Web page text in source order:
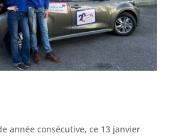
année consécutive, ce 13 janvier